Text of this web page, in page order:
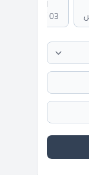
الاثنين
03 أغسطس